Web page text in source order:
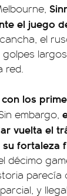
el juego
el
red.
los
embargo,
vuelta el
fortaleza
décimo
parecía
y